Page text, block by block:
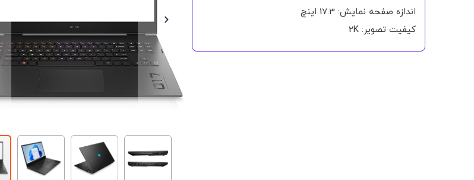
اندازه صفحه نمایش: 17.3 اینچ
کیفیت تصویر: 2K